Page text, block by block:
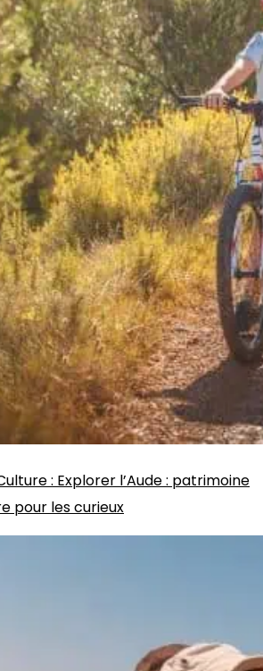
: Explorer l’Aude : patrimoine
pour les curieux